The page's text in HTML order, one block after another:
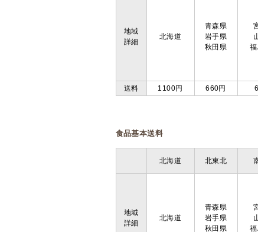
地域
詳細
北海道
青森県
岩手県
秋田県
送料 1100円 660円
食品基本送料
北海道 北東北
地域
詳細
北海道
青森県
岩手県
秋田県